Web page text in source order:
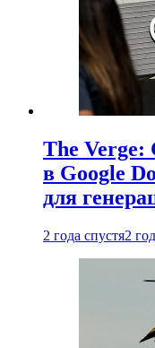
The Verge:
в Google
для
2 года спустя2